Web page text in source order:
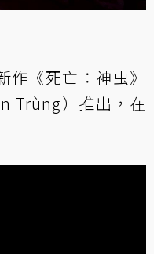
作《死亡：神虫》
Trùng）推出，在